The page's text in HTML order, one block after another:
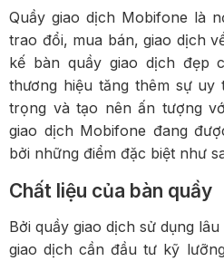
Quầy giao dịch Mobifone là
trao đổi, mua bán, giao dịch
kế bàn quầy giao dịch đẹp
thương hiệu tăng thêm sự uy
trọng và tạo nên ấn tượng
giao dịch Mobifone đang
bởi những điểm đặc biệt như
Chất liệu của bàn quầy
Bởi quầy giao dịch sử dụng
giao dịch cần đầu tư kỹ